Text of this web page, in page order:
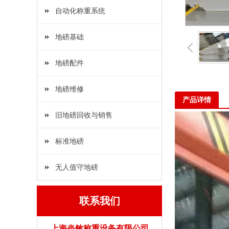
自动化称重系统
地磅基础
地磅配件
地磅维修
旧地磅回收与销售
标准地磅
无人值守地磅
联系我们
产品详情